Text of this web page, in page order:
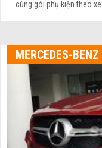
cùng gói phụ kiện theo
MERCEDES-BENZ